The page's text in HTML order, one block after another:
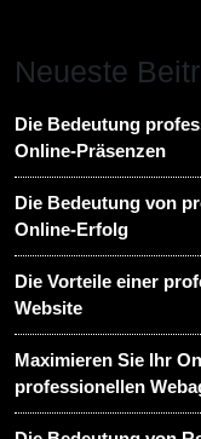
Neueste
Die Bedeutung
Online-Präsenzen
Die Bedeutung von
Online-Erfolg
Die Vorteile einer
Website
Maximieren Sie Ihr
professionellen